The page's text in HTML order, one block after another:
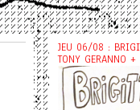
JEU 06/08 :
TONY GERANNO +